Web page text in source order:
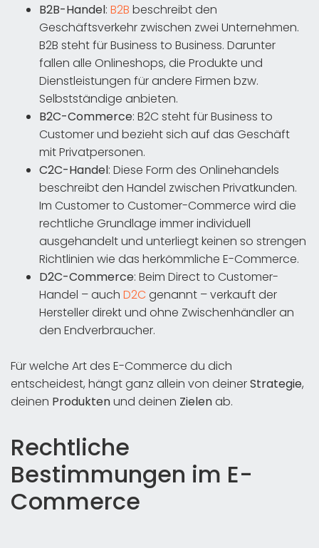
B2B-Handel: B2B beschreibt den
Geschäftsverkehr zwischen zwei Unternehmen.
B2B steht für Business to Business. Darunter
fallen alle Onlineshops, die Produkte und
Dienstleistungen für andere Firmen bzw.
Selbstständige anbieten.
B2C-Commerce: B2C steht für Business to
Customer und bezieht sich auf das Geschäft
mit Privatpersonen.
C2C-Handel: Diese Form des Onlinehandels
beschreibt den Handel zwischen Privatkunden.
Im Customer to Customer-Commerce wird die
rechtliche Grundlage immer individuell
ausgehandelt und unterliegt keinen so strengen
Richtlinien wie das herkömmliche E-Commerce.
D2C-Commerce: Beim Direct to Customer-
Handel – auch D2C genannt – verkauft der
Hersteller direkt und ohne Zwischenhändler an
den Endverbraucher.
Für welche Art des E-Commerce du dich
entscheidest, hängt ganz allein von deinerStrategie,
deinen Produktenund deinen Zielenab.
Rechtliche
Bestimmungen im E-
Commerce